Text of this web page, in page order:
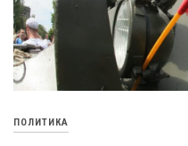
ПОЛИТИКА